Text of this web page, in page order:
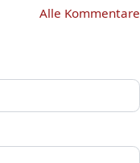
Alle Kommentare